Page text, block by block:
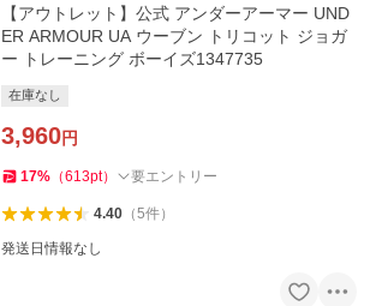
【アウトレット】公式 アンダーアーマー UND
ER ARMOUR UA ウーブン トリコット ジョガ
ー トレーニング ボーイズ1347735
在庫なし
3,960円
17% （613pt） 要エントリー
4.40（5件）
発送日情報なし